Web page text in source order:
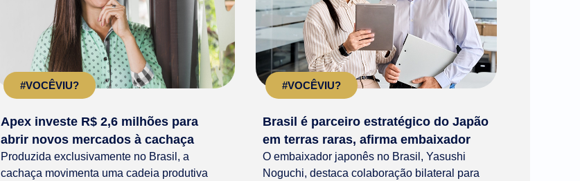
#VOCÊVIU?
Apex investe R$ 2,6 milhões para
abrir novos mercados à cachaça
Produzida exclusivamente no Brasil, a
cachaça movimenta uma cadeia produtiva
#VOCÊVIU?
Brasil é parceiro estratégico do Japão
em terras raras, afirma embaixador
O embaixador japonês no Brasil, Yasushi
Noguchi, destaca colaboração bilateral para